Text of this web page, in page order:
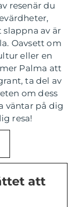
resenär du
av är
Oavsett om
eller en
Palma att
ta del av
om dess
väntar på dig
resa!
att